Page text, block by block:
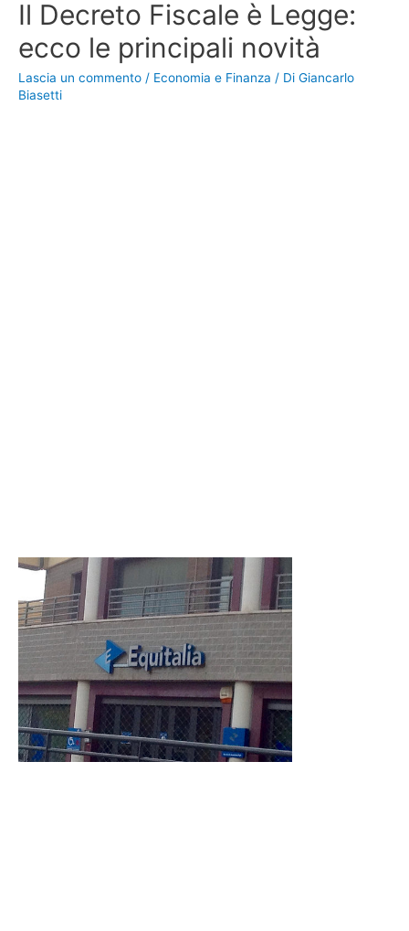
Il Decreto Fiscale è Legge:
ecco le principali novità
Lascia un commento / Economia e Finanza / Di Giancarlo
Biasetti